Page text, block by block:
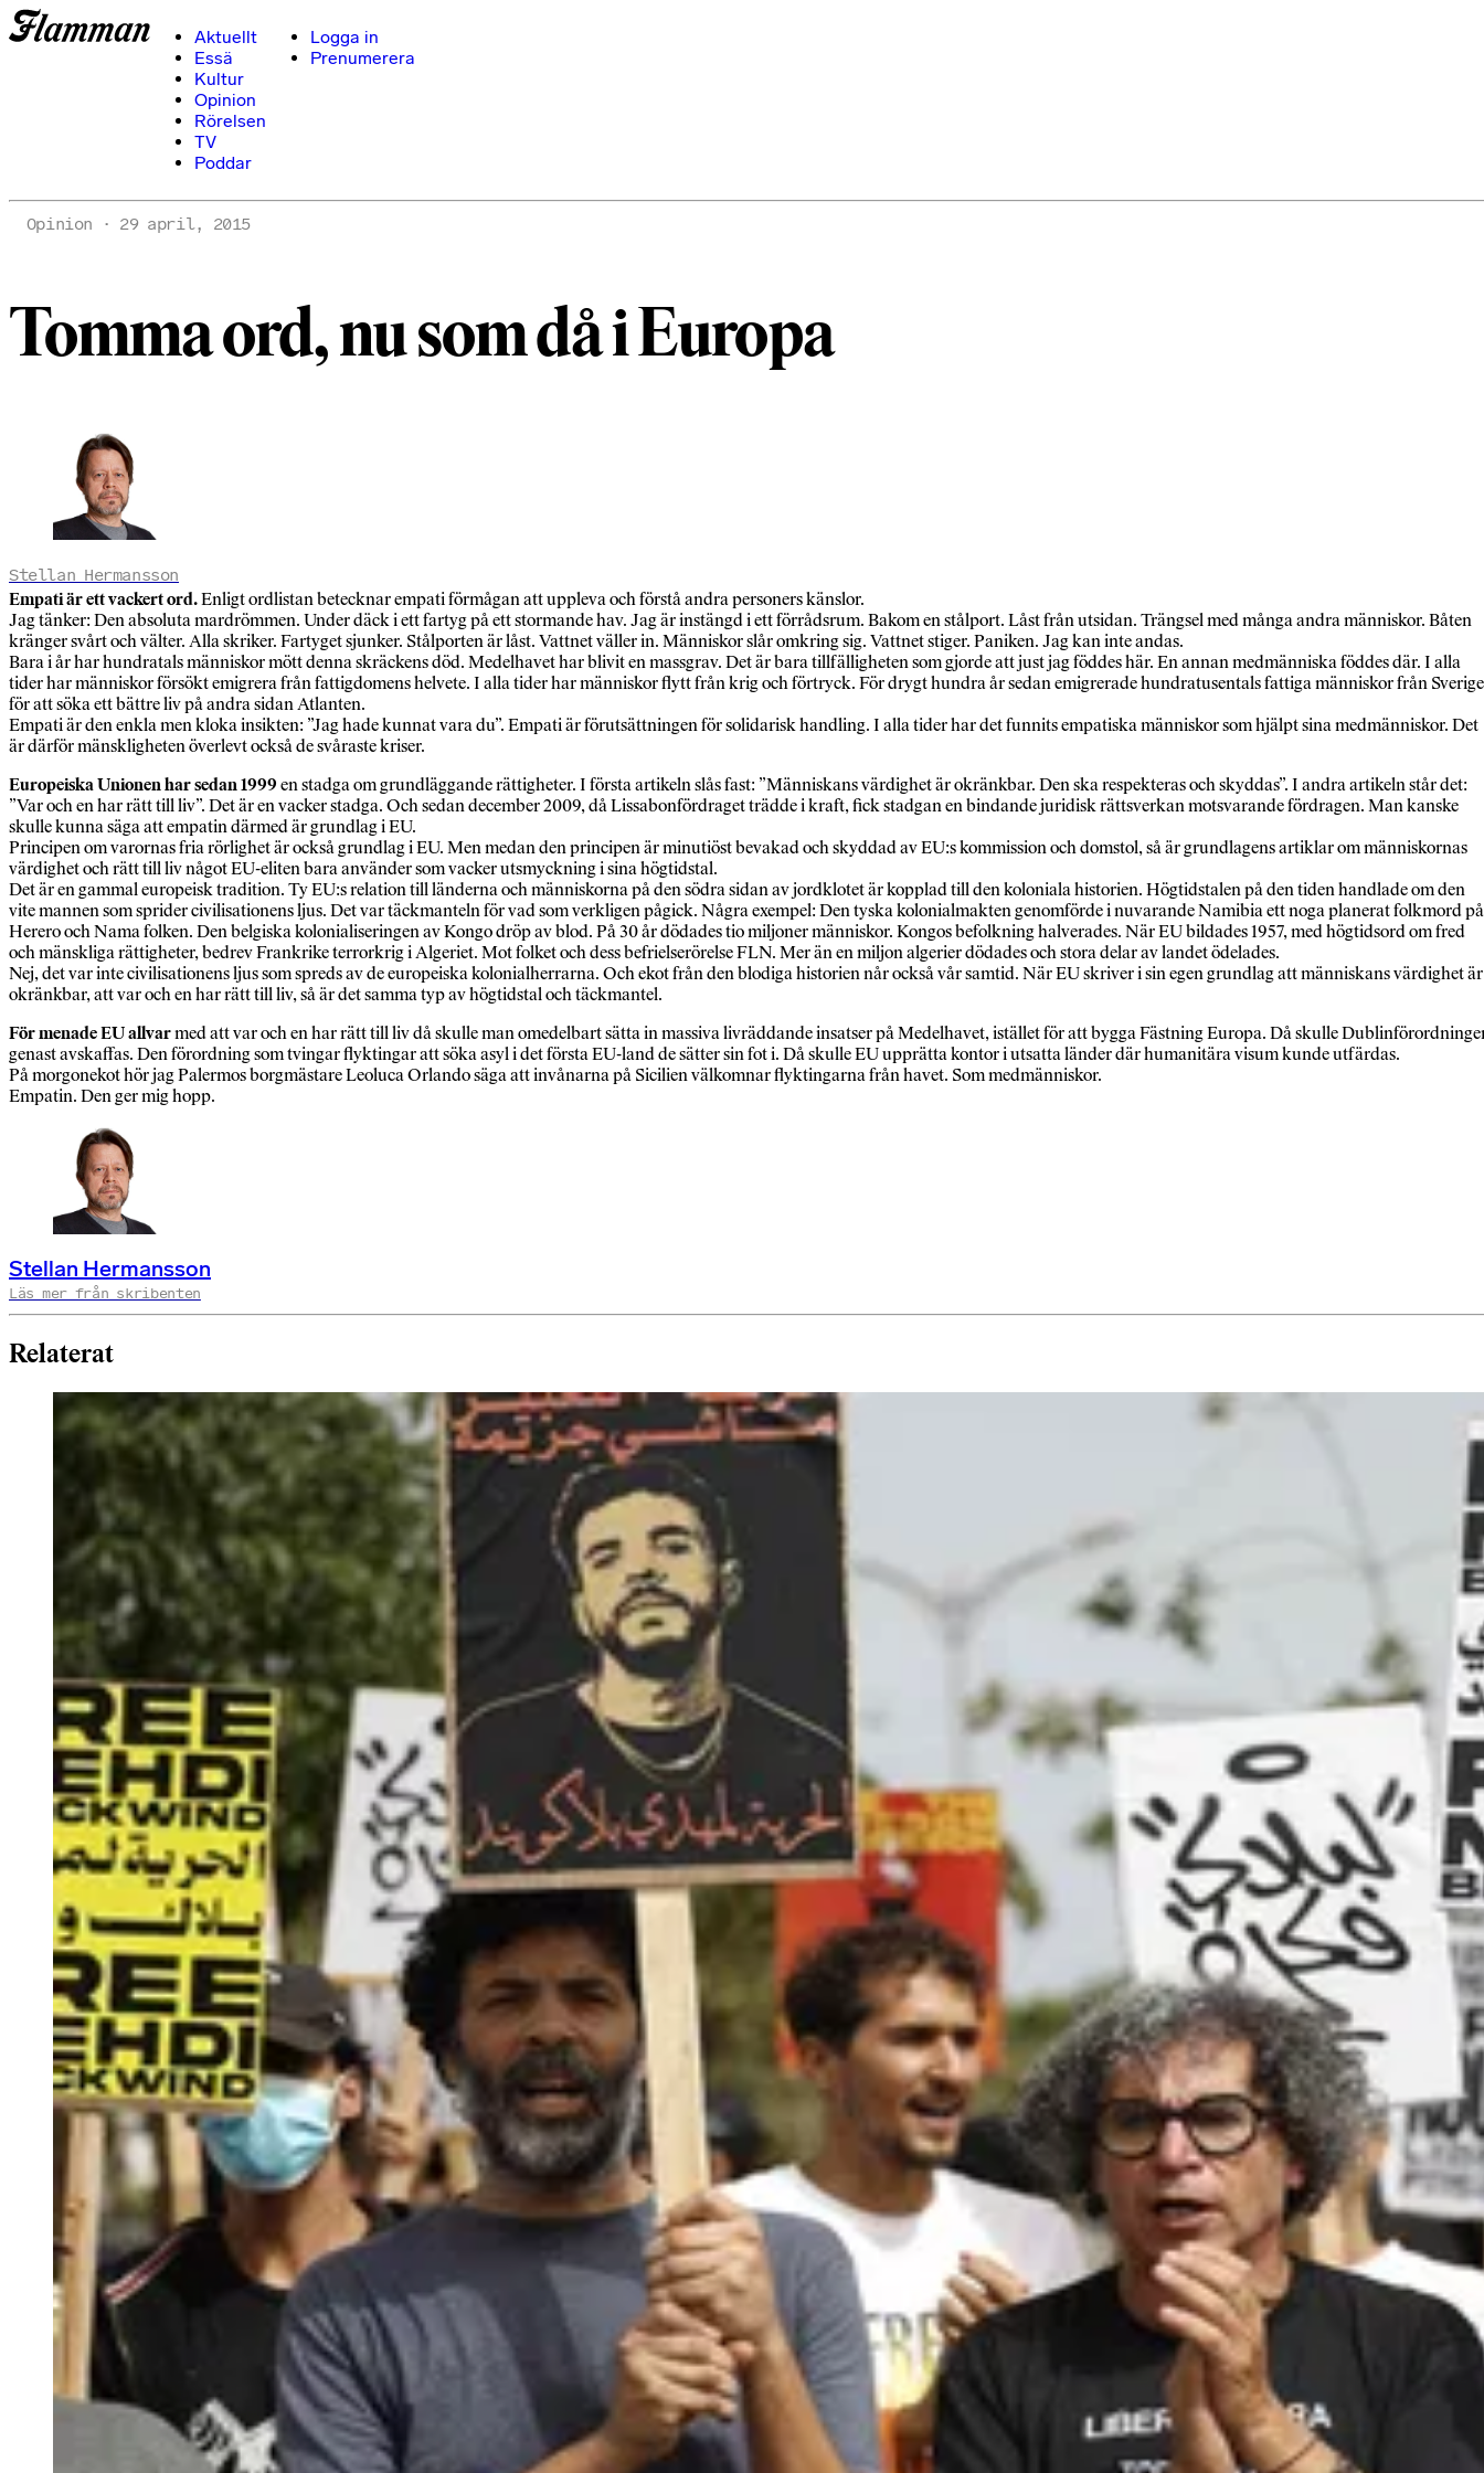
Aktuellt
Essä
Kultur
Opinion
Rörelsen
TV
Poddar
Logga in
Prenumerera
Opinion 29 april, 2015
Tomma ord, nu som då i Europa
Stellan Hermansson
Empati är ett vackert ord.Enligt ordlistan betecknar empati förmågan att uppleva och förstå andra personers känslor.
Jag tänker: Den absoluta mardrömmen. Under däck i ett fartyg på ett stormande hav. Jag är instängd i ett förrådsrum. Bakom en stålport. Låst från utsidan. Trängsel med många andra människor. Båten
kränger svårt och välter. Alla skriker. Fartyget sjunker. Stålporten är låst. Vattnet väller in. Människor slår omkring sig. Vattnet stiger. Paniken. Jag kan inte andas.
Bara i år har hundratals människor mött denna skräckens död. Medelhavet har blivit en massgrav. Det är bara tillfälligheten som gjorde att just jag föddes här. En annan medmänniska föddes där. I alla
tider har människor försökt emigrera från fattigdomens helvete. I alla tider har människor flytt från krig och förtryck. För drygt hundra år sedan emigrerade hundratusentals fattiga människor från Sverige
för att söka ett bättre liv på andra sidan Atlanten.
Empati är den enkla men kloka insikten: ”Jag hade kunnat vara du”. Empati är förutsättningen för solidarisk handling. I alla tider har det funnits empatiska människor som hjälpt sina medmänniskor. Det
är därför mänskligheten överlevt också de svåraste kriser.
Europeiska Unionen har sedan 1999 en stadga om grundläggande rättigheter. I första artikeln slås fast: ”Människans värdighet är okränkbar. Den ska respekteras och skyddas”. I andra artikeln står det:
”Var och en har rätt till liv”. Det är en vacker stadga. Och sedan december 2009, då Lissabonfördraget trädde i kraft, fick stadgan en bindande juridisk rättsverkan motsvarande fördragen. Man kanske
skulle kunna säga att empatin därmed är grundlag i EU.
Principen om varornas fria rörlighet är också grundlag i EU. Men medan den principen är minutiöst bevakad och skyddad av EU:s kommission och domstol, så är grundlagens artiklar om människornas
värdighet och rätt till liv något EU-eliten bara använder som vacker utsmyckning i sina högtidstal.
Det är en gammal europeisk tradition. Ty EU:s relation till länderna och människorna på den södra sidan av jordklotet är kopplad till den koloniala historien. Högtidstalen på den tiden handlade om den
vite mannen som sprider civilisationens ljus. Det var täckmanteln för vad som verkligen pågick. Några exempel: Den tyska kolonialmakten genomförde i nuvarande Namibia ett noga planerat folkmord på
Herero och Nama folken. Den belgiska kolonialiseringen av Kongo dröp av blod. På 30 år dödades tio miljoner människor. Kongos befolkning halverades. När EU bildades 1957, med högtidsord om fred
och mänskliga rättigheter, bedrev Frankrike terrorkrig i Algeriet. Mot folket och dess befrielserörelse FLN. Mer än en miljon algerier dödades och stora delar av landet ödelades.
Nej, det var inte civilisationens ljus som spreds av de europeiska kolonialherrarna. Och ekot från den blodiga historien når också vår samtid. När EU skriver i sin egen grundlag att människans värdighet är
okränkbar, att var och en har rätt till liv, så är det samma typ av högtidstal och täckmantel.
För menade EU allvarmed att var och en har rätt till liv då skulle man omedelbart sätta in massiva livräddande insatser på Medelhavet, istället för att bygga Fästning Europa. Då skulle
genast avskaffas. Den förordning som tvingar flyktingar att söka asyl i det första EU-land de sätter sin fot i. Då skulle EU upprätta kontor i utsatta länder där humanitära visum kunde utfärdas.
På morgonekot hör jag Palermos borgmästare Leoluca Orlando säga att invånarna på Sicilien välkomnar flyktingarna från havet. Som medmänniskor.
Empatin. Den ger mig hopp.
Stellan Hermansson
Läs mer från skribenten
Relaterat